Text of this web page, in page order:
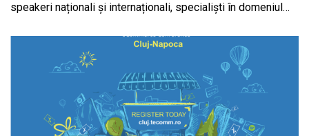
speakeri naționali și internaționali, specialiști în domeniul…